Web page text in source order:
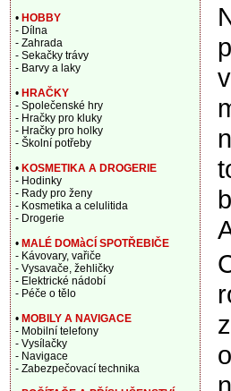
• HOBBY
- Dílna
- Zahrada
- Sekačky trávy
- Barvy a laky
• HRAČKY
- Společenské hry
- Hračky pro kluky
- Hračky pro holky
- Školní potřeby
• KOSMETIKA A DROGERIE
- Hodinky
- Rady pro ženy
- Kosmetika a celulitida
- Drogerie
• MALÉ DOMàCÍ SPOTŘEBIČE
- Kávovary, vařiče
- Vysavače, žehličky
- Elektrické nádobí
- Péče o tělo
• MOBILY A NAVIGACE
- Mobilní telefony
- Vysílačky
- Navigace
- Zabezpečovací technika